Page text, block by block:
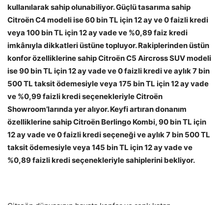
kullanılaraksahip olunabiliyor.Güçlü tasarıma sahip
CitroënC4 modeli ise60 bin TL için 12 ay ve 0 faizli kredi
veya 100 bin TL için 12 ay vade ve %0,89 faiz kredi
imkânıyla dikkatleri üstüne topluyor. Rakiplerinden üstün
konfor özelliklerine sahipCitroënC5 Aircross SUV modeli
ise 90 bin TL için 12 ay vade ve 0 faizli kredi ve aylık 7 bin
500 TL taksit ödemesiyle veya 175 bin TL için 12 ay vade
ve %0,99 faizli krediseçenekleriyleCitroën
Showroom’larında yer alıyor. Keyfi artıran donanım
özelliklerine sahip Citroën Berlingo Kombi,90 bin TL için
12 ay vade ve 0 faizli kredi seçeneği ve aylık 7 bin 500 TL
taksit ödemesiyleveya 145 bin TL için 12 ay vade ve
%0,89 faizli krediseçenekleriyle sahiplerini bekliyor.